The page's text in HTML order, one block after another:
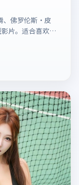
、佛罗伦斯·皮
片。适合喜欢强
供检索参考，上